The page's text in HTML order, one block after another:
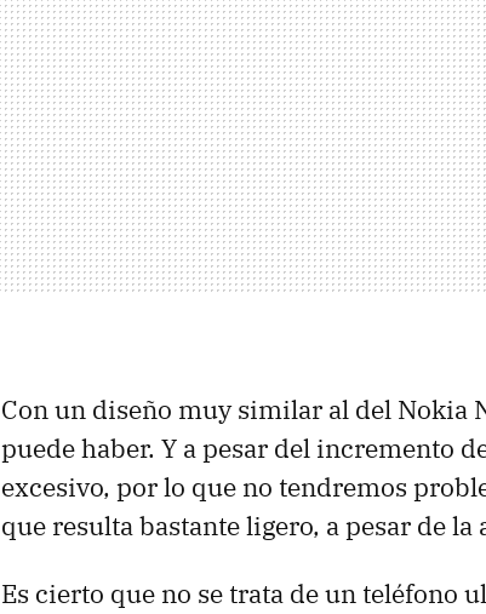
Con un diseño muy similar al del Nokia
puede haber. Y a pesar del incremento
excesivo, por lo que no tendremos
que resulta bastante ligero, a pesar de la
Es cierto que no se trata de un teléfono